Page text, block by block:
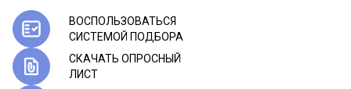
ВОСПОЛЬЗОВАТЬСЯ
CИСТЕМОЙ ПОДБОРА
СКАЧАТЬ ОПРОСНЫЙ
ЛИСТ